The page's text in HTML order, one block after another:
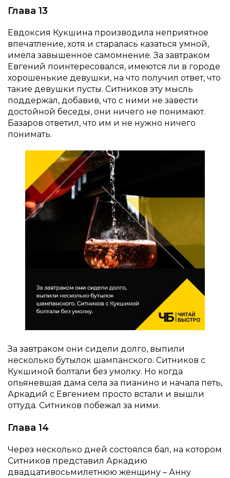
Глава 13
Евдоксия Кукшина производила неприятное
впечатление, хотя и старалась казаться умной,
имела завышенное самомнение. За завтраком
Евгений поинтересовался, имеются ли в городе
хорошенькие девушки, на что получил ответ, что
такие девушки пусты. Ситников эту мысль
поддержал, добавив, что с ними не завести
достойной беседы, они ничего не понимают.
Базаров ответил, что им и не нужно ничего
понимать.
За завтраком они сидели долго, выпили
несколько бутылок шампанского. Ситников с
Кукшиной болтали без умолку. Но когда
опьяневшая дама села за пианино и начала петь,
Аркадий с Евгением просто встали и вышли
оттуда. Ситников побежал за ними.
Глава 14
Через несколько дней состоялся бал, на котором
Ситников представил Аркадию
двадцативосьмилетнюю женщину – Анну